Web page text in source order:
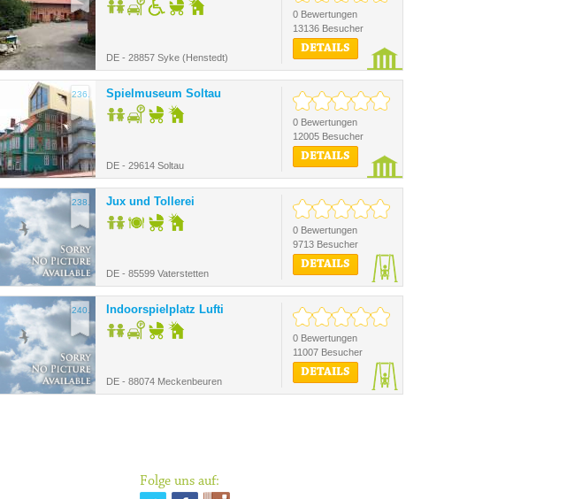
DE - 28857 Syke (Henstedt)
0 Bewertungen
13136 Besucher
DETAILS
236. Spielmuseum Soltau
DE - 29614 Soltau
0 Bewertungen
12005 Besucher
DETAILS
238. Jux und Tollerei
DE - 85599 Vaterstetten
0 Bewertungen
9713 Besucher
DETAILS
240. Indoorspielplatz Lufti
DE - 88074 Meckenbeuren
0 Bewertungen
11007 Besucher
DETAILS
Folge uns auf: